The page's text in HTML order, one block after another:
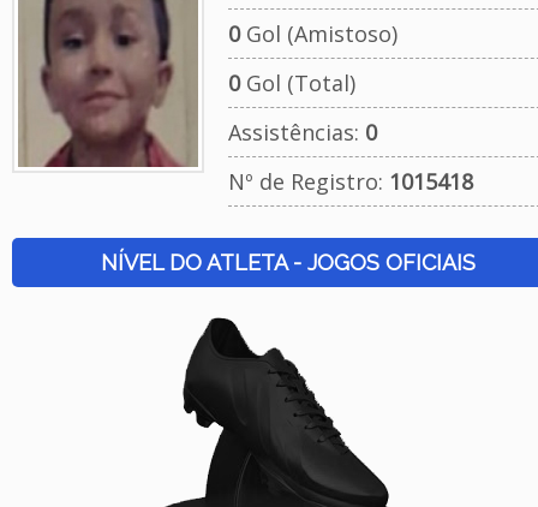
0Gol (Amistoso)
0Gol (Total)
Assistências: 0
Nº de Registro: 1015418
NÍVEL DO ATLETA - JOGOS OFICIAIS